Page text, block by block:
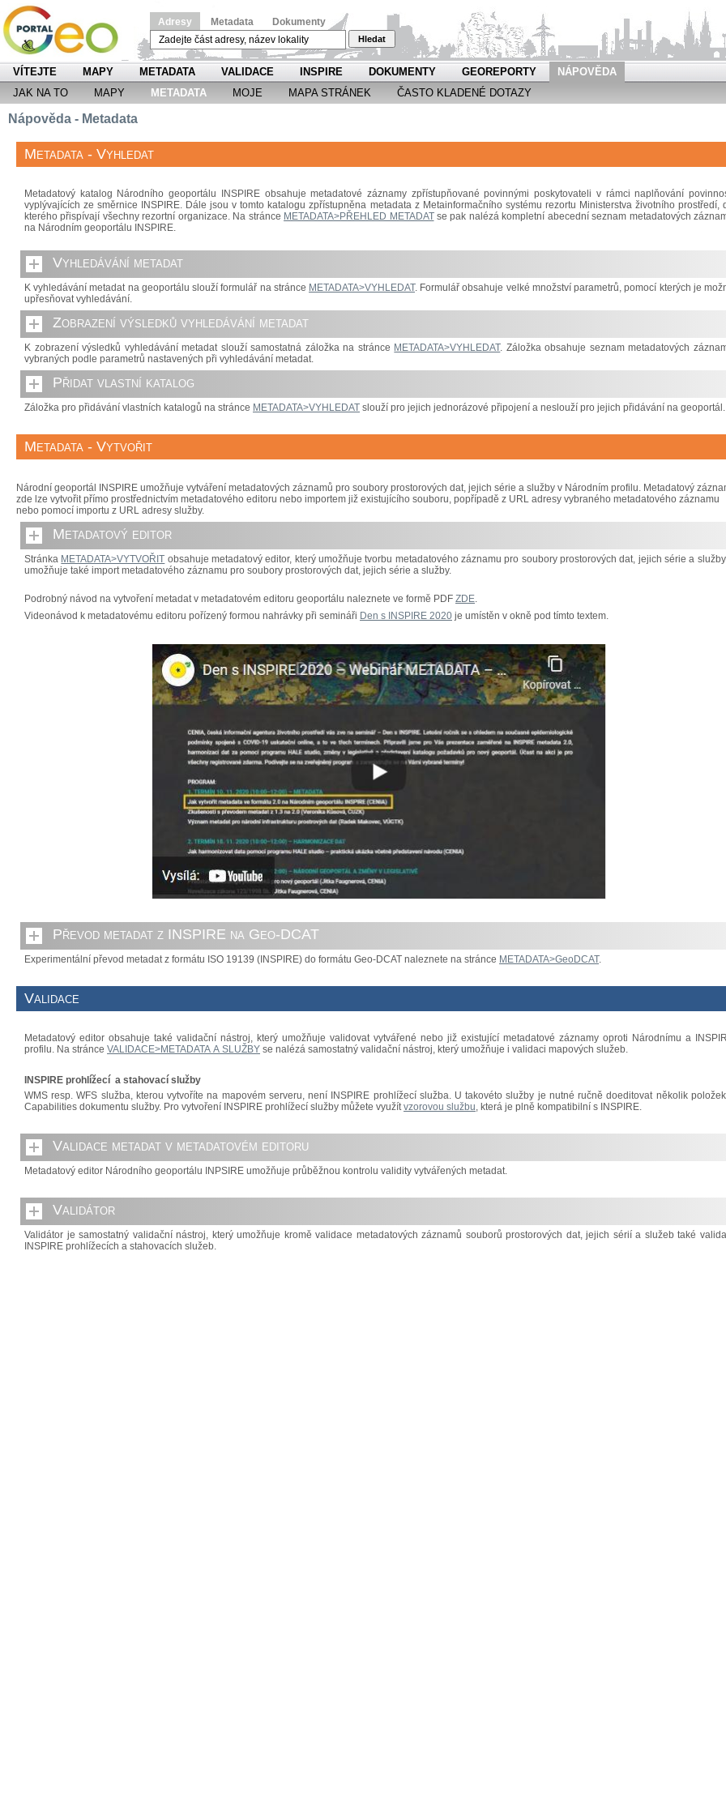
Adresy Metadata Dokumenty
Hledat
VÍTEJTE MAPY METADATA VALIDACE INSPIRE DOKUMENTY GEOREPORTY
NÁPOVĚDA
JAK NA TO
MAPY METADATA MOJE MAPA STRÁNEK ČASTO KLADENÉ DOTAZY
Nápověda - Metadata
Metadata - Vyhledat
Metadatový katalog Národního geoportálu INSPIRE obsahuje metadatové záznamy zpřístupňované povinnými poskytovateli v rámci naplňování
vyplývajících ze směrnice INSPIRE. Dále jsou v tomto katalogu zpřístupněna metadata z Metainformačního systému rezortu Ministerstva životního prostředí,
kterého přispívají všechny rezortní organizace. Na stránce METADATA>PŘEHLED METADATse pak nalézá kompletní abecední seznam metadatových
na Národním geoportálu INSPIRE.
Vyhledávání metadat
K vyhledávání metadat na geoportálu slouží formulář na stránce METADATA>VYHLEDAT. Formulář obsahuje velké množství parametrů, pomocí kterých je
upřesňovat vyhledávání.
Zobrazení výsledků vyhledávání metadat
K zobrazení výsledků vyhledávání metadat slouží samostatná záložka na stránce METADATA>VYHLEDAT. Záložka obsahuje seznam metadatových
vybraných podle parametrů nastavených při vyhledávání metadat.
Přidat vlastní katalog
Záložka pro přidávání vlastních katalogů na stránce METADATA>VYHLEDAT slouží pro jejich jednorázové připojení a neslouží pro jejich přidávání na geoportál.
Metadata - Vytvořit
Národní geoportál INSPIRE umožňuje vytváření metadatových záznamů pro soubory prostorových dat, jejich série a služby v Národním profilu. Metadatový
zde lze vytvořit přímo prostřednictvím metadatového editoru nebo importem již existujícího souboru, popřípadě z URL adresy vybraného metadatového záznamu
nebo pomocí importu z URL adresy služby.
Metadatový editor
Stránka METADATA>VYTVOŘIT obsahuje metadatový editor, který umožňuje tvorbu metadatového záznamu pro soubory prostorových dat, jejich série a
umožňuje také import metadatového záznamu pro soubory prostorových dat, jejich série a služby.
Podrobný návod na vytvoření metadat v metadatovém editoru geoportálu naleznete ve formě PDF ZDE.
Videonávod k metadatovému editoru pořízený formou nahrávky při semináři Den s INSPIRE 2020 je umístěn v okně pod tímto textem.
Převod metadat z INSPIRE na Geo-DCAT
Experimentální převod metadat z formátu ISO 19139 (INSPIRE) do formátu Geo-DCAT naleznete na stránce METADATA>GeoDCAT.
Validace
Metadatový editor obsahuje také validační nástroj, který umožňuje validovat vytvářené nebo již existující metadatové záznamy oproti Národnímu a
profilu. Na stránce VALIDACE>METADATA A SLUŽBY se nalézá samostatný validační nástroj, který umožňuje i validaci mapových služeb.
INSPIRE prohlížecí a stahovací služby
WMS resp. WFS služba, kterou vytvoříte na mapovém serveru, není INSPIRE prohlížecí služba. U takovéto služby je nutné ručně doeditovat několik
Capabilities dokumentu služby. Pro vytvoření INSPIRE prohlížecí služby můžete využítvzorovou službu, která je plně kompatibilní s INSPIRE.
Validace metadat v metadatovém editoru
Metadatový editor Národního geoportálu INPSIRE umožňuje průběžnou kontrolu validity vytvářených metadat.
Validátor
Validátor je samostatný validační nástroj, který umožňuje kromě validace metadatových záznamů souborů prostorových dat, jejich sérií a služeb také
INSPIRE prohlížecích a stahovacích služeb.